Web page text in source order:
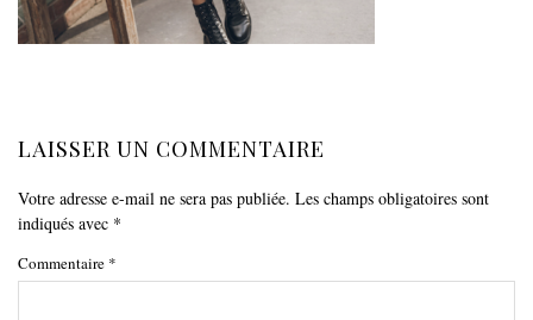
LAISSER UN COMMENTAIRE
Votre adresse e-mail ne sera pas publiée. Les champs obligatoires sont
indiqués avec *
Commentaire *